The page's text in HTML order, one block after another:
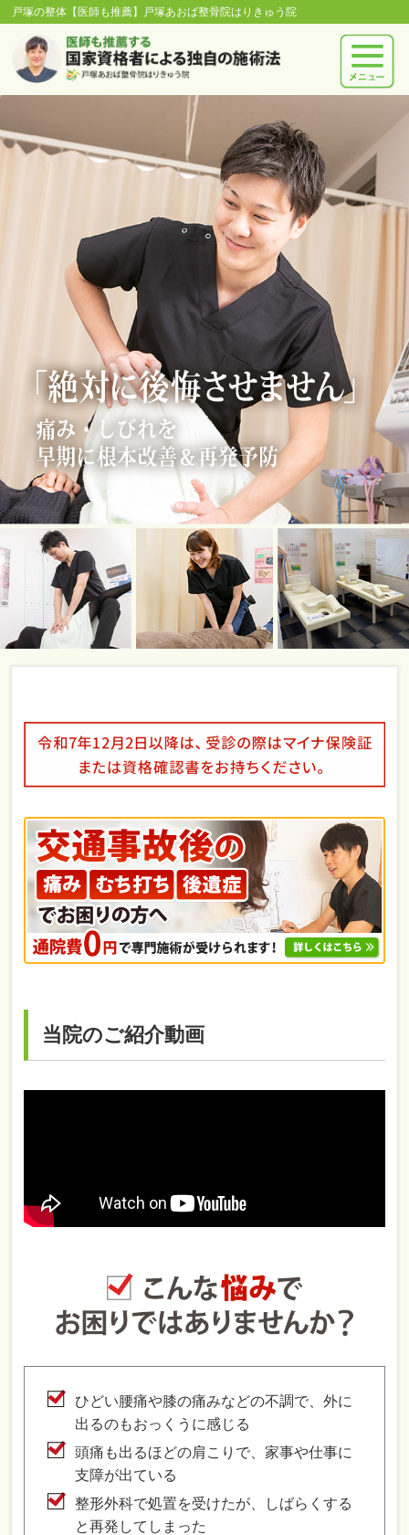
戸塚の整体【医師も推薦】戸塚あおば整骨院はりきゅう院
当院のご紹介動画
ひどい腰痛や膝の痛みなどの不調で、外に
出るのもおっくうに感じる
頭痛も出るほどの肩こりで、家事や仕事に
支障が出ている
整形外科で処置を受けたが、しばらくする
と再発してしまった